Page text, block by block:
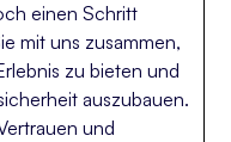
einen Schritt
mit uns zusammen,
zu bieten und
auszubauen.
und